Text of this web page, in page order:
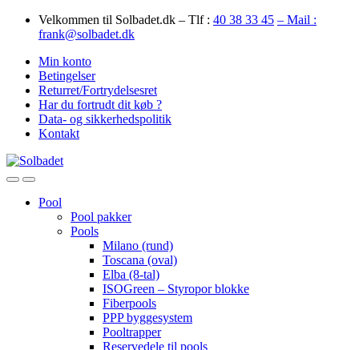
Skip
Skip
Velkommen til Solbadet.dk – Tlf : 40 38 33 45 – Mail :
frank@solbadet.dk
Min konto
Betingelser
Returret/Fortrydelsesret
Har du fortrudt dit køb ?
Data- og sikkerhedspolitik
Kontakt
OpenClose
Pool
Pool pakker
Pools
Milano (rund)
Toscana (oval)
Elba (8-tal)
ISOGreen – Styropor blokke
Fiberpools
PPP byggesystem
Pooltrapper
Reservedele til pools